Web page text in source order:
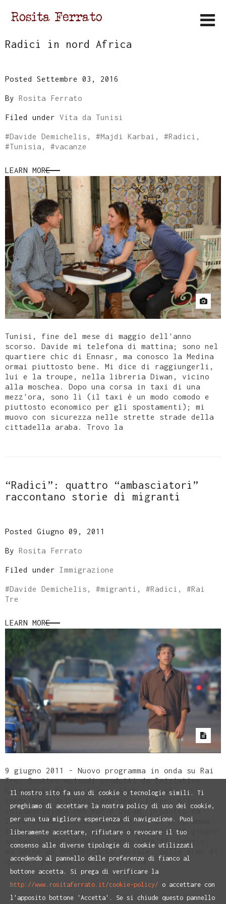
Radici in nord Africa
Posted Settembre 03, 2016
By Rosita Ferrato
Filed under Vita da Tunisi
#Davide Demichelis , #Majdi Karbai , #Radici ,
#Tunisia , #vacanze
LEARN MORE
Tunisi, fine del mese di maggio dell'anno
scorso. Davide mi telefona di mattina; sono nel
quartiere chic di Ennasr, ma conosco la Medina
ormai piuttosto bene. Mi dice di raggiungerli,
lui e la troupe, nella libreria Diwan, vicino
alla moschea. Dopo una corsa in taxi di una
mezz'ora, sono lì (il taxi è un modo comodo e
piuttosto economico per gli spostamenti); mi
muovo con sicurezza nelle strette strade della
cittadella araba. Trovo la
“Radici”: quattro “ambasciatori”
raccontano storie di migranti
Posted Giugno 09, 2011
By Rosita Ferrato
Filed under Immigrazione
#Davide Demichelis , #migranti , #Radici , #Rai
Tre
LEARN MORE
9 giugno 2011 - Nuovo programma in onda su Rai
Tre: Quattro episodi prodotti da Iniziative
Editoriali-Premio Ilaria Alpi, con il
collaborazione con Wwf e Oxfam, prodotto da
Icaro Communication di Rimini. È il programma
televisivo Radici, in onda da venerdì 10 giugno
su Rai 3 alle 23.30: un reportage di viaggio,
ma anche un documentario sociale, sulle orme di
quattro persone che dall'Italia
Il nostro sito fa uso di cookie o tecnologie simili. Ti
preghiamo di accettare la nostra policy di uso dei cookie,
per una tua migliore esperienza di navigazione. Puoi
liberamente accettare, rifiutare o revocare il tuo
consenso alle diverse tipologie di cookie utilizzati
accedendo al pannello delle preferenze di fianco al
bottone accetta. Si prega di verificare la
http://www.rositaferrato.it/cookie-policy/ o accettare con
l'apposito bottone 'Accetta'. Se si chiude questo pannello